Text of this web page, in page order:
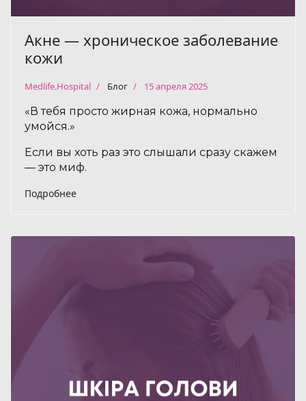
Акне — хроническое заболевание
кожи
Medlife.Hospital Блог 15 апреля 2025
«В тебя просто жирная кожа, нормально
умойся.»
Если вы хоть раз это слышали сразу скажем
— это миф.
Подробнее